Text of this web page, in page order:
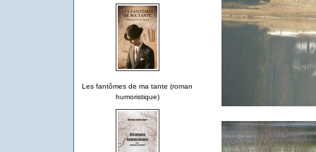
Les fantômes de ma tante (roman
humoristique)